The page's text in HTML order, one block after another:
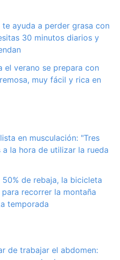
ayuda a perder grasa con
30 minutos diarios y
el verano se prepara con
muy fácil y rica en
en musculación: "Tres
la hora de utilizar la rueda
de rebaja, la bicicleta
recorrer la montaña
temporada
de trabajar el abdomen: